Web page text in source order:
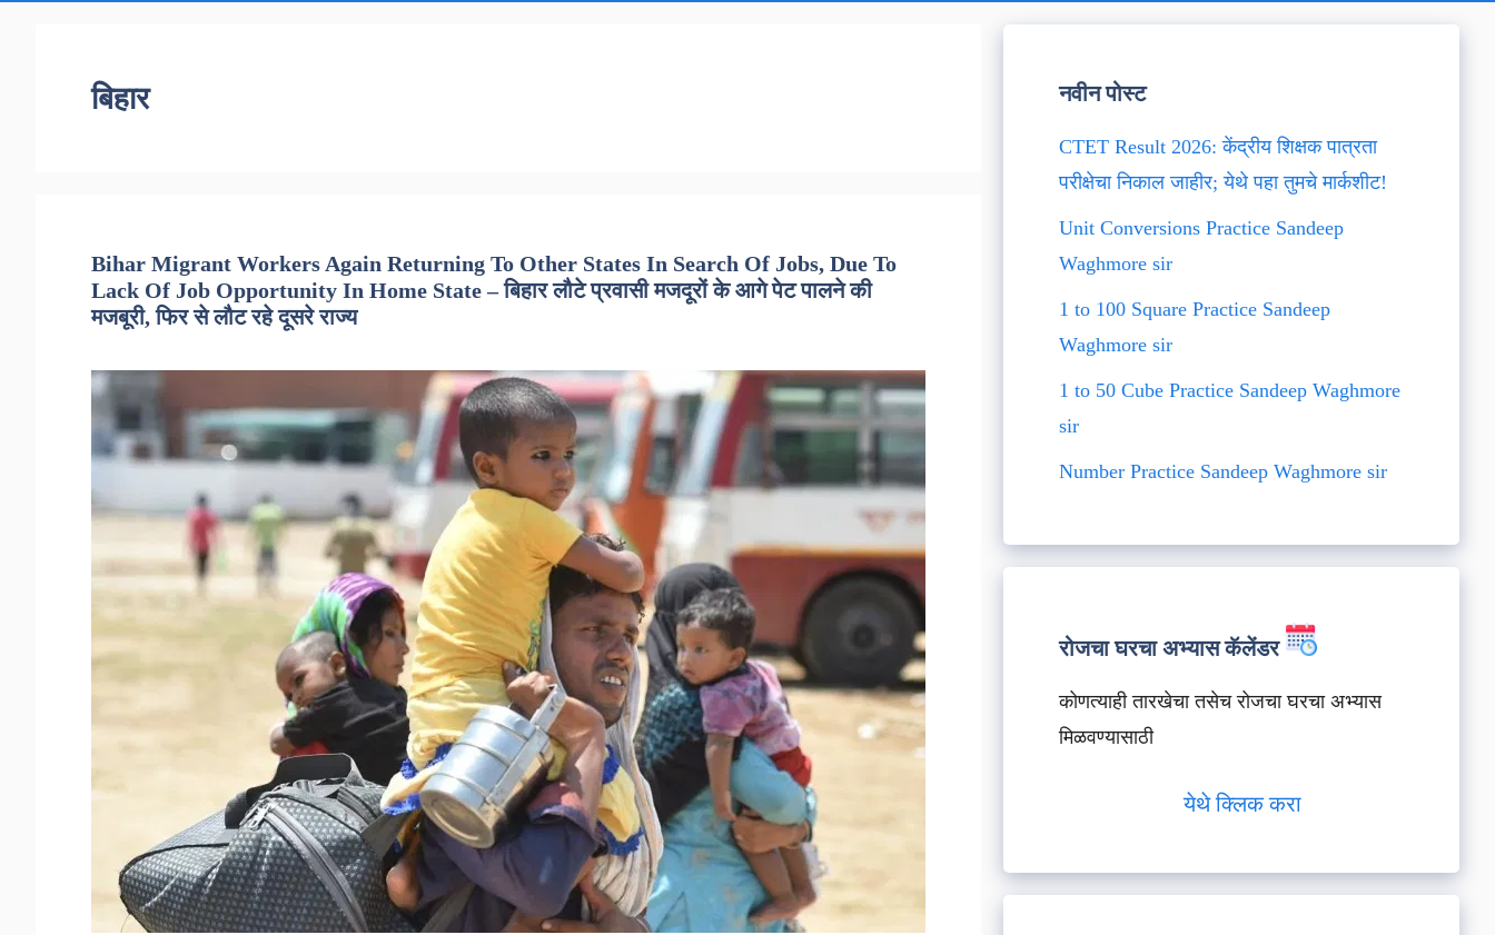
बिहार
Bihar Migrant Workers Again Returning To Other States In Search Of Jobs, Due To
Lack Of Job Opportunity In Home State – बिहार लौटे प्रवासी मजदूरों के आगे पेट पालने की
मजबूरी, फिर से लौट रहे दूसरे राज्य
नवीन पोस्ट
CTET Result 2026: केंद्रीय शिक्षक पात्रता
परीक्षेचा निकाल जाहीर; येथे पहा तुमचे मार्कशीट!
Unit Conversions Practice Sandeep
Waghmore sir
1 to 100 Square Practice Sandeep
Waghmore sir
1 to 50 Cube Practice Sandeep Waghmore
sir
Number Practice Sandeep Waghmore sir
रोजचा घरचा अभ्यास कॅलेंडर
कोणत्याही तारखेचा तसेच रोजचा घरचा अभ्यास
मिळवण्यासाठी
येथे क्लिक करा